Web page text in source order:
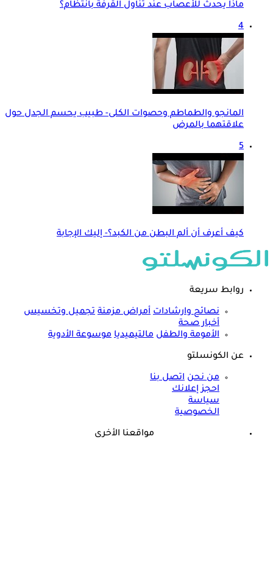
ماذا يحدث للأعصاب عند تناول القرفة بانتظام؟
4
المانجو والطماطم وحصوات الكلى- طبيب يحسم الجدل حول
علاقتهما بالمرض
5
كيف أعرف أن ألم البطن من الكبد؟- إليك الإجابة
روابط سريعة
نصائح وارشادات أمراض مزمنة تجميل وتخسيس
أخبار صحة
الأمومة والطفل مالتيميديا موسوعة الأدوية
عن الكونسلتو
من نحن اتصل بنا
احجز إعلانك
سياسة
الخصوصية
مواقعنا الأخرى